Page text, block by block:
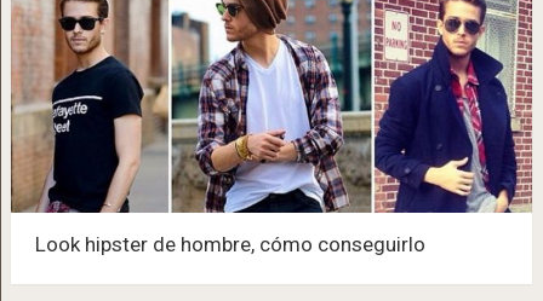
Look hipster de hombre, cómo conseguirlo